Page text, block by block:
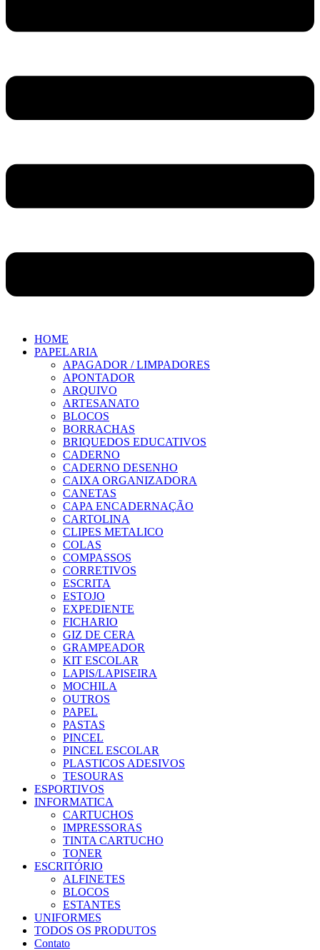
HOME
PAPELARIA
APAGADOR / LIMPADORES
APONTADOR
ARQUIVO
ARTESANATO
BLOCOS
BORRACHAS
BRIQUEDOS EDUCATIVOS
CADERNO
CADERNO DESENHO
CAIXA ORGANIZADORA
CANETAS
CAPA ENCADERNAÇÃO
CARTOLINA
CLIPES METALICO
COLAS
COMPASSOS
CORRETIVOS
ESCRITA
ESTOJO
EXPEDIENTE
FICHARIO
GIZ DE CERA
GRAMPEADOR
KIT ESCOLAR
LAPIS/LAPISEIRA
MOCHILA
OUTROS
PAPEL
PASTAS
PINCEL
PINCEL ESCOLAR
PLASTICOS ADESIVOS
TESOURAS
ESPORTIVOS
INFORMATICA
CARTUCHOS
IMPRESSORAS
TINTA CARTUCHO
TONER
ESCRITÓRIO
ALFINETES
BLOCOS
ESTANTES
UNIFORMES
TODOS OS PRODUTOS
Contato